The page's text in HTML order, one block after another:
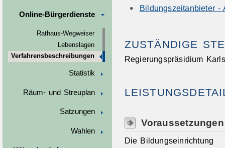
Online-Bürgerdienste
Rathaus-Wegweiser
Lebenslagen
Verfahrensbeschreibungen
Statistik
Räum- und Streuplan
Satzungen
Wahlen
Bildungszeitanbieter -
ZUSTÄNDIGE
Regierungspräsidium
Voraussetzungen
Die Bildungseinrichtung